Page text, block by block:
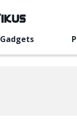
Gadgets